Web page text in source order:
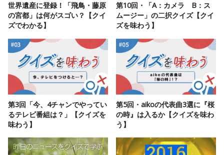
世界遺産に登録！「飛鳥・藤原
の宮都」は何がスゴい？【クイ
ズでわかる】
第10回・「A：カメラ B：ス
ムージー」の二択クイズ【クイ
ズを味わう】
第3回「今、4チャンでやってい
るテレビ番組は？」【クイズを
味わう】
第5回・aikoの代表曲3選に『桜
の時』は入るか【クイズを味わ
う】